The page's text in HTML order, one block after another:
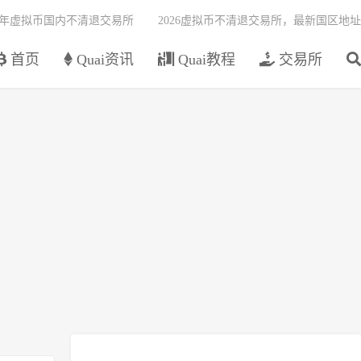
首页 Quai资讯 Quai教程 交易所
虚拟币国内不清退交易所 2026虚拟币不清退交易所，最新国区地址